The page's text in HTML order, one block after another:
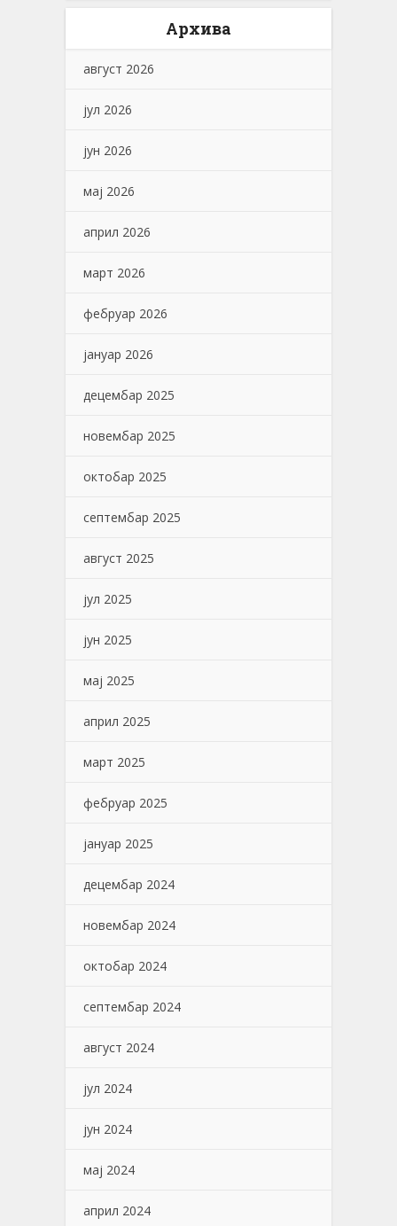
Архива
август 2026
јул 2026
јун 2026
мај 2026
април 2026
март 2026
фебруар 2026
јануар 2026
децембар 2025
новембар 2025
октобар 2025
септембар 2025
август 2025
јул 2025
јун 2025
мај 2025
април 2025
март 2025
фебруар 2025
јануар 2025
децембар 2024
новембар 2024
октобар 2024
септембар 2024
август 2024
јул 2024
јун 2024
мај 2024
април 2024